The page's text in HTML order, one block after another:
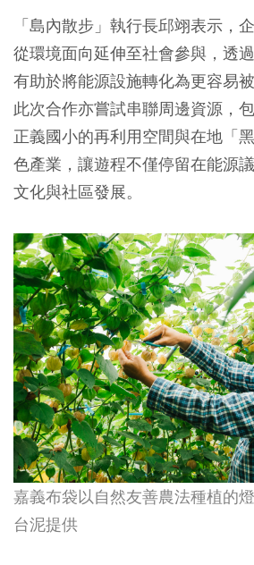
「島內散步」執行長邱翊表示，
從環境面向延伸至社會參與，透
有助於將能源設施轉化為更容易
此次合作亦嘗試串聯周邊資源，
正義國小的再利用空間與在地「
色產業，讓遊程不僅停留在能源
文化與社區發展。
嘉義布袋以自然友善農法種植的
台泥提供